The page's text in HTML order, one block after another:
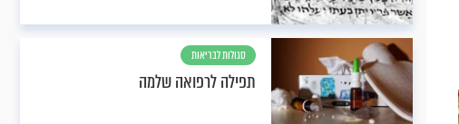
סגולות לבריאות
תפילה לרפואה שלמה